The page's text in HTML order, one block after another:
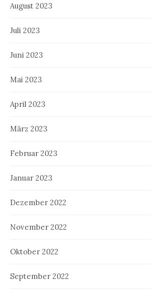
August 2023
Juli 2023
Juni 2023
Mai 2023
April 2023
März 2023
Februar 2023
Januar 2023
Dezember 2022
November 2022
Oktober 2022
September 2022